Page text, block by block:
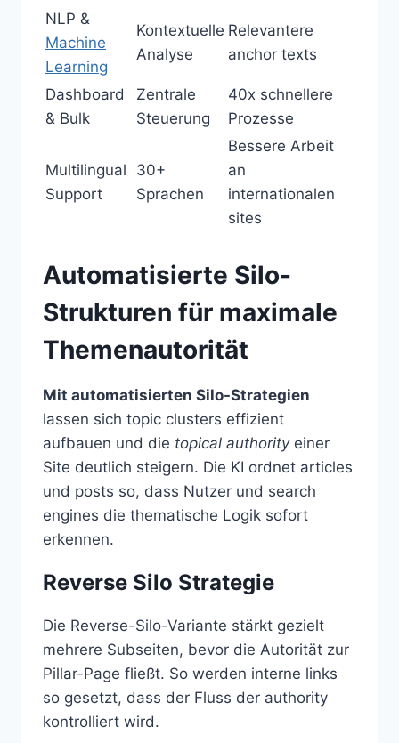
NLP &
Machine
Learning
Kontextuelle
Analyse
Relevantere
anchor texts
Dashboard
& Bulk
Zentrale
Steuerung
40x schnellere
Prozesse
Multilingual
Support
30+
Sprachen
Bessere Arbeit
an
internationalen
sites
Automatisierte Silo-
Strukturen für maximale
Themenautorität
Mit automatisierten Silo-Strategien
lassen sich topic clusters effizient
aufbauen und die topical authorityeiner
Site deutlich steigern. Die KI ordnet articles
und posts so, dass Nutzer und search
engines die thematische Logik sofort
erkennen.
Reverse Silo Strategie
Die Reverse-Silo-Variante stärkt gezielt
mehrere Subseiten, bevor die Autorität zur
Pillar-Page fließt. So werden interne links
so gesetzt, dass der Fluss der authority
kontrolliert wird.